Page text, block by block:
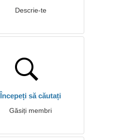
Descrie-te
Începeți să căutați
Găsiți membri